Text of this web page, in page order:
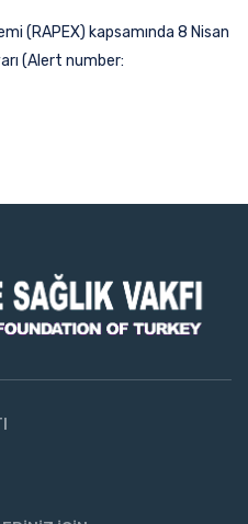
(RAPEX) kapsamında 8 Nisan
(Alert number: